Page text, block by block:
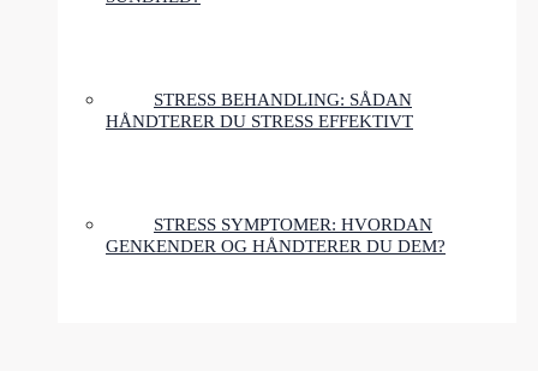
STRESS BEHANDLING: SÅDAN
HÅNDTERER DU STRESS EFFEKTIVT
STRESS SYMPTOMER: HVORDAN
GENKENDER OG HÅNDTERER DU DEM?